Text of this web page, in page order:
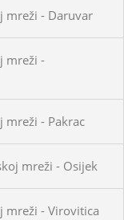
mreži - Daruvar
mreži -
- Pakrac
mreži - Osijek
mreži - Virovitica